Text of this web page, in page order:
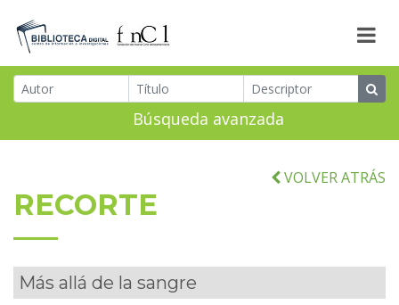
Búsqueda avanzada
VOLVER ATRÁS
RECORTE
Más allá de la sangre